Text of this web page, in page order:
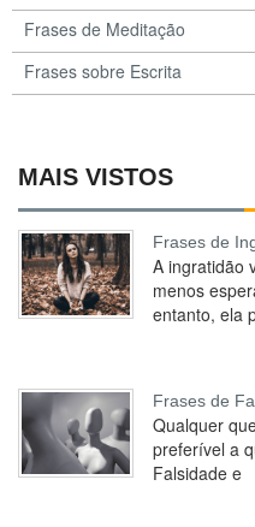
Frases de Meditação
Frases sobre Escrita
MAIS VISTOS
Frases de
A ingratidão
menos
entanto, ela
Frases de
Qualquer
preferível a
Falsidade e